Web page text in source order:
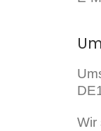
Wir